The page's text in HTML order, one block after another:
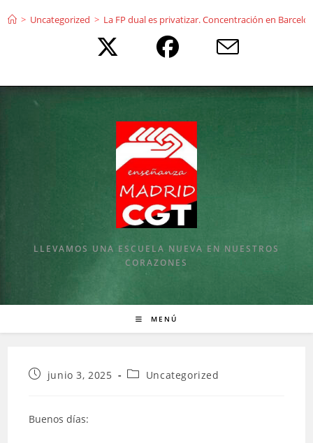
> Uncategorized > La FP dual es privatizar. Concentración en
LLEVAMOS UNA ESCUELA NUEVA EN NUESTROS
CORAZONES
MENÚ
Publicación
entrada:
junio 3, 2025
Categoría
Uncategorized
Buenos días: